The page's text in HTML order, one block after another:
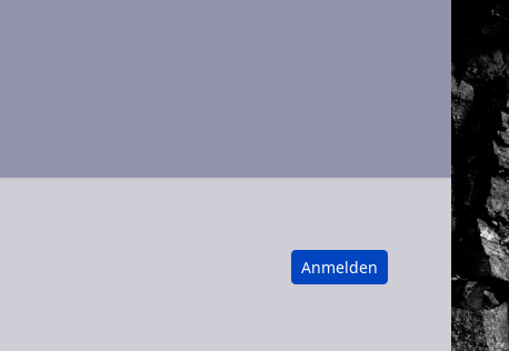
Anmelden